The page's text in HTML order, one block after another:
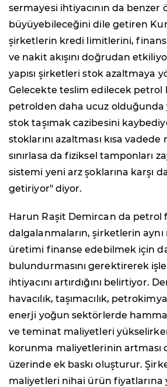
sermayesi ihtiyacının da benzer
büyüyebileceğini dile getiren
şirketlerin kredi limitlerini,
ve nakit akışını doğrudan
yapısı şirketleri stok azaltmaya
Gelecekte teslim edilecek petrol
petrolden daha ucuz
stok taşımak cazibesini
stoklarını azaltması kısa vadede
sınırlasa da fiziksel tamponları
sistemi yeni arz şoklarına karşı
getiriyor" diyor.
Harun Raşit Demircan da petrol
dalgalanmaların, şirketlerin
üretimi finanse edebilmek için
bulundurmasını gerektirerek
ihtiyacını artırdığını belirtiyor.
havacılık, taşımacılık,
enerji yoğun sektörlerde
ve teminat maliyetleri
korunma maliyetlerinin artması
üzerinde ek baskı oluşturur.
maliyetleri nihai ürün fiyatlarına